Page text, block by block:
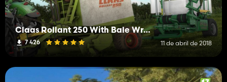
Claas Rollant 250 With Bale Wrapper Arm
7 426 11 de abril de 2018